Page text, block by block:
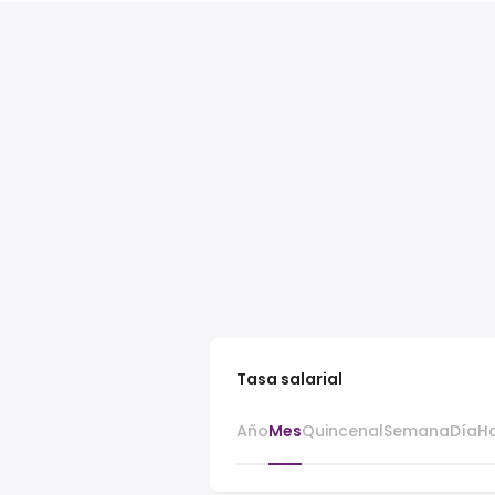
Tasa salarial
AñoMesQuincenalSemanaDía